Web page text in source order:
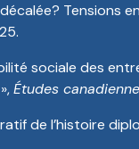
Tensions
sociale des
Études
de l’histoire